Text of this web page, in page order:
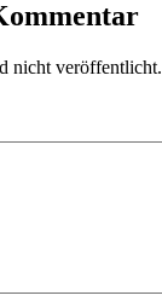
nicht veröffentlicht.